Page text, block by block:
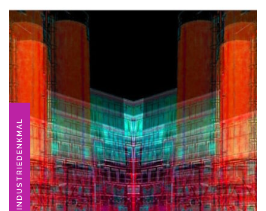
INDUSTRIEDENKMAL